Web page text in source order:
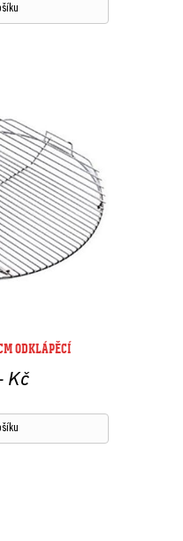
ODKLÁPĚCÍ
Kč